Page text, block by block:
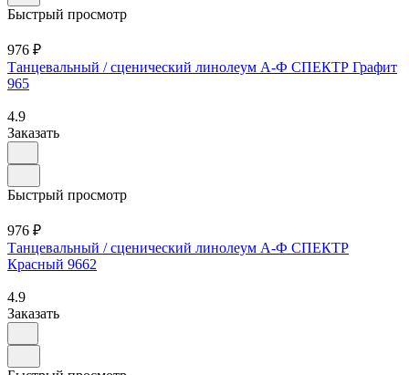
Быстрый просмотр
976 ₽
Танцевальный / сценический линолеум А-Ф СПЕКТР Графит
965
4.9
Заказать
Быстрый просмотр
976 ₽
Танцевальный / сценический линолеум А-Ф СПЕКТР
Красный 9662
4.9
Заказать